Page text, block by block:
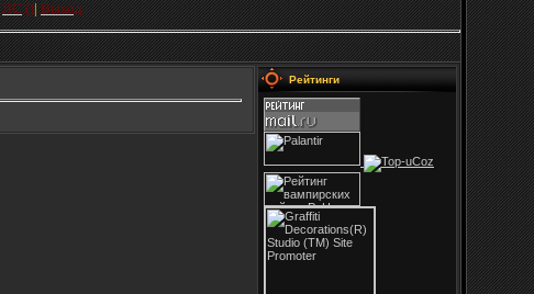
ЛC()| Выход
Рейтинги